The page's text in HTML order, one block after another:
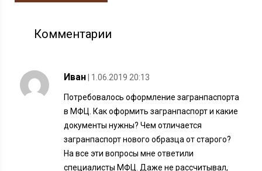
Комментарии
Иван | 1.06.2019 20:13
Потребовалось оформление загранпаспорта
в МФЦ. Как оформить загранпаспорт и какие
документы нужны? Чем отличается
загранпаспорт нового образца от старого?
На все эти вопросы мне ответили
специалисты МФЦ. Даже не рассчитывал,